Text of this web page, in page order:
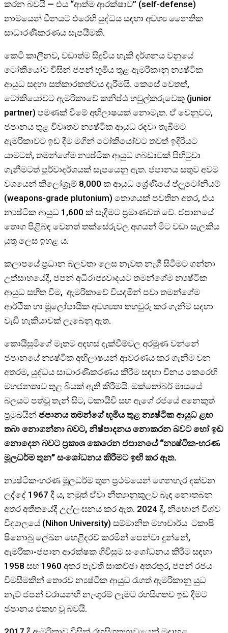
කරන බවයි — එය “ආත්ම ආරක්ෂාව” (self-defense)
නාමයෙන් චීනයට එරෙහි යුද්ධය සඳහා අවශ්‍ය නෛතික
සාධාරණීකරණය සැපයීමකි.
කෙටි කාලීනව, වඩාත්ම සිදුවිය හැකි දර්ශනය වනුයේ
ටෝකියෝව විසින් ජපන් භූමිය තුළ ඇමරිකානු න්‍යෂ්ටික
ආයුධ සඳහා සත්කාරකත්වය දැරීමයි. කෙසේ වෙතත්,
ටෝකියෝවට ඇමරිකාවේ කනිෂ්ඨ හවුල්කරුවෙකු (junior
partner) පමණක් වීමේ අභිලාෂයක් නොමැත. ඒ වෙනුවට,
ජපානය තුළ විවෘතව න්‍යෂ්ටික ආයුධ රඳවා තැබීමට
ඇමරිකාවට ඉඩ දීම මගින් ටෝකියෝවට තවත් ඉදිරියට
යාමටත්, තමන්ගේම න්‍යෂ්ටික ආයුධ ගබඩාවක් පිහිටුවා
ගැනීමටත් පූර්වාදර්ශයක් සැපයෙනු ඇත. ජපානය සතුව අවම
වශයෙන් කිලෝග්‍රෑම් 8,000 ක ආයුධ ශ්‍රේණියේ ප්ලූටෝනියම්
(weapons-grade plutonium) තොගයක් පවතින අතර, එය
න්‍යෂ්ටික ආයුධ 1,600 ක් සෑදීමට ප්‍රමාණවත් වේ. ජපානයේ
තොග පිළිබඳ වෙනත් තක්සේරුවල අගයන් මීට වඩා සැලකිය
යුතු ලෙස ඉහළ ය.
කලාපයේ ප්‍රධාන බලවතා ලෙස නැවත නැගී සිටීමට ගන්නා
උත්සාහයේදී, ජපන් අධිරාජ්‍යවාදයට තමන්ගේම න්‍යෂ්ටික
ආයුධ සහිත වීම, ඇමරිකාවේ වියදමින් පවා තමන්ගේම
ආර්ථික හා මූලෝපායික අවශ්‍යතා තහවුරු කර ගැනීම සදහා
වැඩි හැකියාවක් ලැබෙනු ඇත.
කොයිසුමිගේ මෑතම අදහස් දැක්වීම්වල අරමුණ වන්නේ
ජපානයේ න්‍යෂ්ටික අභිලාෂයන් ආවරණය කර ගැනීම වන
අතරම, යුද්ධය සාධාරණීකරණය කිරීම සඳහා චීනය කෙරෙහි
මහජනතාව තුළ බියක් ඇති කිරීමයි. ඔක්තෝබර් මාසයේ
බලයට පත්වූ තැන් සිට, ටකායිචි සහ ඇගේ රජයේ අනෙකුත්
ප්‍රමුඛයින් ජපානය තමන්ගේ භූමිය තුළ න්‍යෂ්ටික ආයුධ ළඟ
තබා නොගන්නා බවට, නිෂ්පාදනය නොකරන බවට හෝ ඉඩ
නොදෙන බවට ප්‍රකාශ කෙරෙන ජපානයේ “න්‍යෂ්ටික-හරණ
මූලධර්ම තුන” සංශෝධනය කිරීමට ඉඟි කර ඇත.
න්‍යෂ්ටික-හරණ මූලධර්ම තුන ප්‍රථමයෙන් ගෙනහැර දක්වන
ලද්දේ 1967 දී ය, නමුත් ඒවා නීත්‍යානුකූලව බැඳ නොතබන
අතර අතීතයේදී උල්ලංඝනය කර ඇත. 2024 දී, නිහොන් විශ්ව
විද්‍යාලයේ (Nihon University) සම්මානිත මහාචාර්ය ටකාෂි
ෂිනොබු ලේඛන හෙළිදරව් කරමින් පෙන්වා දුන්නේ,
ඇමරිකා-ජපාන ආරක්ෂක ගිවිසුම සංශෝධනය කිරීම සඳහා
1958 සහ 1960 අතර පැවති සාකච්ඡා අතරතුර, ජපන් රජය
විමසීමකින් තොරව න්‍යෂ්ටික ආයුධ රැගත් ඇමරිකානු යුධ
නැව් ජපන් වරායන්හි නැංගුරම් ලෑමට රහසිගතව ඉඩ දීමට
ජපානය එකඟ වූ බවයි.